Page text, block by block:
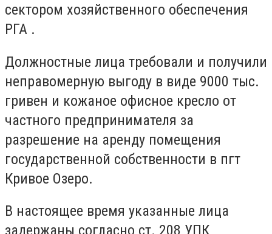
сектором хозяйственного обеспечения
РГА .
Должностные лица требовали и получили
неправомерную выгоду в виде 9000 тыс.
гривен и кожаное офисное кресло от
частного предпринимателя за
разрешение на аренду помещения
государственной собственности в пгт
Кривое Озеро.
В настоящее время указанные лица
задержаны согласно ст. 208 УПК